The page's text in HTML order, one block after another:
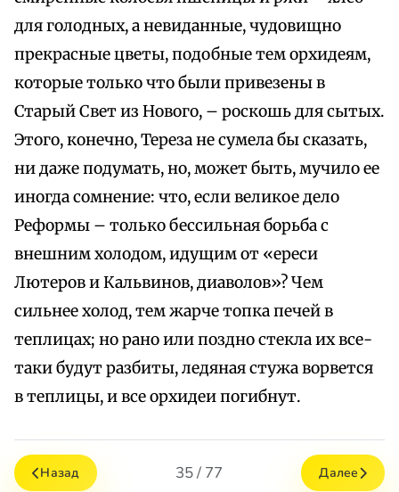
для голодных, а невиданные, чудовищно
прекрасные цветы, подобные тем орхидеям,
которые только что были привезены в
Старый Свет из Нового, – роскошь для сытых.
Этого, конечно, Тереза не сумела бы сказать,
ни даже подумать, но, может быть, мучило ее
иногда сомнение: что, если великое дело
Реформы – только бессильная борьба с
внешним холодом, идущим от «ереси
Лютеров и Кальвинов, диаволов»? Чем
сильнее холод, тем жарче топка печей в
теплицах; но рано или поздно стекла их все-
таки будут разбиты, ледяная стужа ворвется
в теплицы, и все орхидеи погибнут.
Назад 35 / 77 Далее